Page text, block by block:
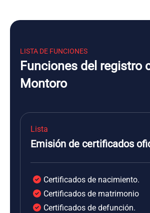
LISTA DE FUNCIONES
Funciones del registro
Montoro
Lista
Emisión de certificados
Certificados de nacimiento.
Certificados de matrimonio
Certificados de defunción.